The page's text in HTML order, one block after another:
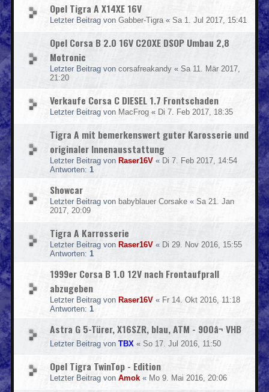
Opel Tigra A X14XE 16V
Letzter Beitrag von Gabber-Tigra « Sa 1. Jul 2017, 15:41
Opel Corsa B 2.0 16V C20XE DSOP Umbau 2,8
Motronic
Letzter Beitrag von corsafreakandy « Sa 11. Mär 2017,
21:20
Verkaufe Corsa C DIESEL 1.7 Frontschaden
Letzter Beitrag von MacFrog « Di 7. Feb 2017, 18:35
Tigra A mit bemerkenswert guter Karosserie und
originaler Innenausstattung
Letzter Beitrag von Raser16V « Di 7. Feb 2017, 14:54
Antworten: 1
Showcar
Letzter Beitrag von babyblauer Corsake « Sa 21. Jan
2017, 20:09
Tigra A Karrosserie
Letzter Beitrag von Raser16V « Di 29. Nov 2016, 15:55
Antworten: 1
1999er Corsa B 1.0 12V nach Frontaufprall
abzugeben
Letzter Beitrag von Raser16V « Fr 14. Okt 2016, 11:18
Antworten: 1
Astra G 5-Türer, X16SZR, blau, ATM - 900â¬ VHB
Letzter Beitrag von TBX « So 17. Jul 2016, 11:50
Opel Tigra TwinTop - Edition
Letzter Beitrag von Amok « Mo 9. Mai 2016, 20:06